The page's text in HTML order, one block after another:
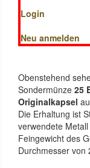
Login
Neu anmelden
Obenstehend
Sondermünze 25
Originalkapsel
Die Erhaltung ist
verwendete
Feingewicht des
Durchmesser von